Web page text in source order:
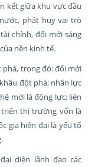
kết giữa khu vực đầu
phát huy vai trò
chính, đổi mới sáng
nền kinh tế.
phá, trong đó: đổi mới
đột phá; nhân lực
mới là động lực; liên
thị trường vốn là
gia hiện đại là yếu tố
diện lãnh đạo các